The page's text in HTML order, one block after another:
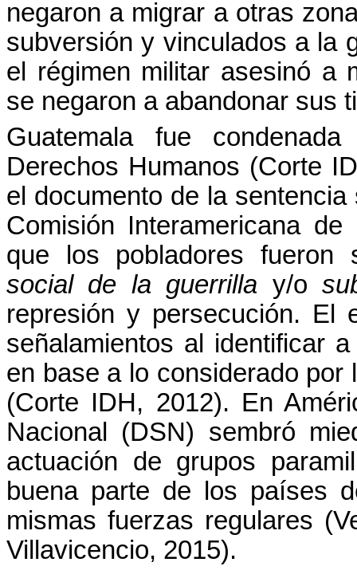
negaron a migrar a otras
subversión y vinculados a la
el régimen militar asesinó a
se negaron a abandonar sus
Guatemala fue
Derechos Humanos (Corte
el documento de la
Comisión Interamericana
que los pobladores fueron
social de la guerrilla y/o
represión y persecución. El
señalamientos al identificar
en base a lo considerado
(Corte IDH, 2012). En
Nacional (DSN) sembró
actuación de grupos
buena parte de los países
mismas fuerzas regulares
Villavicencio, 2015).